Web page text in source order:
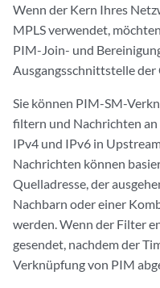
Wenn der Kern Ihres
MPLS verwendet,
PIM-Join- und
Ausgangsschnittstelle der
Sie können PIM-SM-
filtern und Nachrichten
IPv4 und IPv6 in
Nachrichten können
Quelladresse, der
Nachbarn oder einer
werden. Wenn der Filter
gesendet, nachdem der
Verknüpfung von PIM